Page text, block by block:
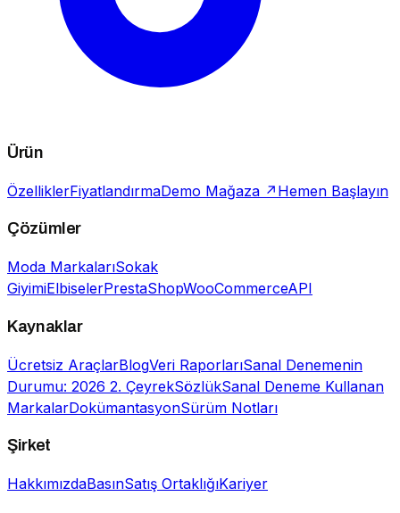
Ürün
ÖzelliklerFiyatlandırmaDemo Mağaza ↗ Hemen Başlayın
Çözümler
Moda MarkalarıSokak
GiyimiElbiselerPrestaShopWooCommerceAPI
Kaynaklar
Ücretsiz AraçlarBlogVeri RaporlarıSanal Denemenin
Durumu: 2026 2. ÇeyrekSözlükSanal Deneme Kullanan
MarkalarDokümantasyonSürüm Notları
Şirket
HakkımızdaBasınSatış OrtaklığıKariyer